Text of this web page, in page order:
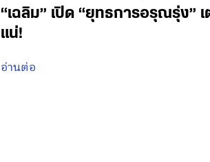
“เฉลิม” เปิด “ยุทธการอรุณรุ่ง”
แน่!
อ่านต่อ